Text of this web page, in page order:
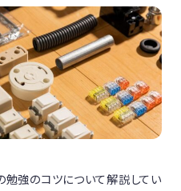
勉強のコツについて解説してい